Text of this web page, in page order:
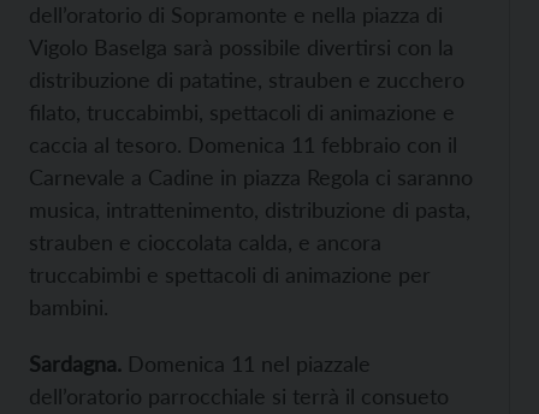
dell’oratorio di Sopramonte e nella piazza di
Vigolo Baselga sarà possibile divertirsi con la
distribuzione di patatine, strauben e zucchero
filato, truccabimbi, spettacoli di animazione e
caccia al tesoro. Domenica 11 febbraio con il
Carnevale a Cadine in piazza Regola ci saranno
musica, intrattenimento, distribuzione di pasta,
strauben e cioccolata calda, e ancora
truccabimbi e spettacoli di animazione per
bambini.
Sardagna. Domenica 11 nel piazzale
dell’oratorio parrocchiale si terrà il consueto